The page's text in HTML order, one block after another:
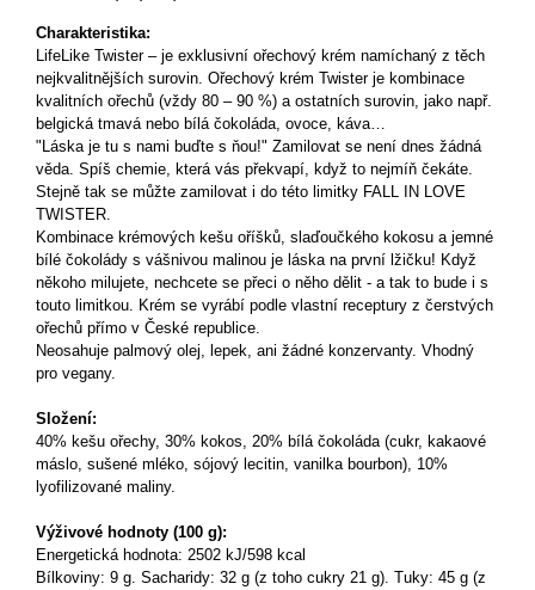
Charakteristika:
LifeLike Twister – je exklusivní ořechový krém namíchaný z těch
nejkvalitnějších surovin. Ořechový krém Twister je kombinace
kvalitních ořechů (vždy 80 – 90 %) a ostatních surovin, jako např.
belgická tmavá nebo bílá čokoláda, ovoce, káva…
"Láska je tu s nami buďte s ňou!" Zamilovat se není dnes žádná
věda. Spíš chemie, která vás překvapí, když to nejmíň čekáte.
Stejně tak se můžte zamilovat i do této limitky FALL IN LOVE
TWISTER.
Kombinace krémových kešu oříšků, slaďoučkého kokosu a jemné
bílé čokolády s vášnivou malinou je láska na první lžičku! Když
někoho milujete, nechcete se přeci o něho dělit - a tak to bude i s
touto limitkou. Krém se vyrábí podle vlastní receptury z čerstvých
ořechů přímo v České republice.
Neosahuje palmový olej, lepek, ani žádné konzervanty. Vhodný
pro vegany.
Složení:
40% kešu ořechy, 30% kokos, 20% bílá čokoláda (cukr, kakaové
máslo, sušené mléko, sójový lecitin, vanilka bourbon), 10%
lyofilizované maliny.
Výživové hodnoty (100 g):
Energetická hodnota: 2502 kJ/598 kcal
Bílkoviny: 9 g. Sacharidy: 32 g (z toho cukry 21 g). Tuky: 45 g (z